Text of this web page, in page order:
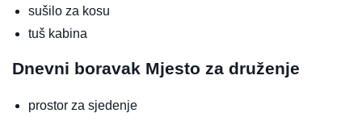
sušilo za kosu
tuš kabina
Dnevni boravak Mjesto za druženje
prostor za sjedenje